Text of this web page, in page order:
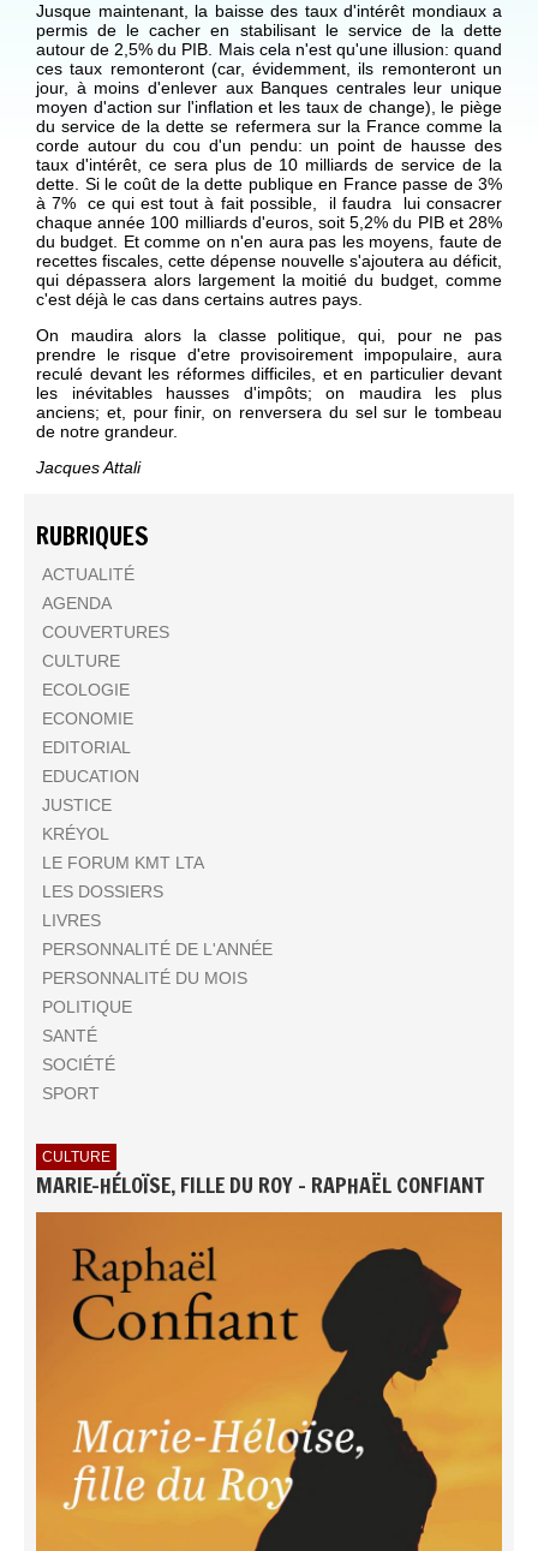
Jusque maintenant, la baisse des taux d'intérêt mondiaux a
permis de le cacher en stabilisant le service de la dette
autour de 2,5% du PIB. Mais cela n'est qu'une illusion: quand
ces taux remonteront (car, évidemment, ils remonteront un
jour, à moins d'enlever aux Banques centrales leur unique
moyen d'action sur l'inflation et les taux de change), le piège
du service de la dette se refermera sur la France comme la
corde autour du cou d'un pendu: un point de hausse des
taux d'intérêt, ce sera plus de 10 milliards de service de la
dette. Si le coût de la dette publique en France passe de 3%
à 7% ce qui est tout à fait possible, il faudra lui consacrer
chaque année 100 milliards d'euros, soit 5,2% du PIB et 28%
du budget. Et comme on n'en aura pas les moyens, faute de
recettes fiscales, cette dépense nouvelle s'ajoutera au déficit,
qui dépassera alors largement la moitié du budget, comme
c'est déjà le cas dans certains autres pays.
On maudira alors la classe politique, qui, pour ne pas
prendre le risque d'etre provisoirement impopulaire, aura
reculé devant les réformes difficiles, et en particulier devant
les inévitables hausses d'impôts; on maudira les plus
anciens; et, pour finir, on renversera du sel sur le tombeau
de notre grandeur.
Jacques Attali
RUBRIQUES
ACTUALITÉ
AGENDA
COUVERTURES
CULTURE
ECOLOGIE
ECONOMIE
EDITORIAL
EDUCATION
JUSTICE
KRÉYOL
LE FORUM KMT LTA
LES DOSSIERS
LIVRES
PERSONNALITÉ DE L'ANNÉE
PERSONNALITÉ DU MOIS
POLITIQUE
SANTÉ
SOCIÉTÉ
SPORT
CULTURE
MARIE-HÉLOÏSE, FILLE DU ROY - RAPHAËL CONFIANT